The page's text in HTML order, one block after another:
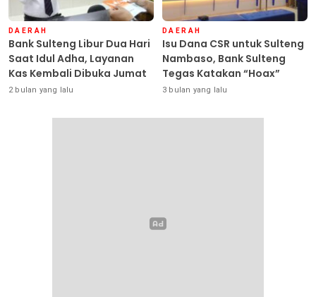
DAERAH
Bank Sulteng Libur Dua Hari
Saat Idul Adha, Layanan
Kas Kembali Dibuka Jumat
2 bulan yang lalu
DAERAH
Isu Dana CSR untuk Sulteng
Nambaso, Bank Sulteng
Tegas Katakan “Hoax”
3 bulan yang lalu